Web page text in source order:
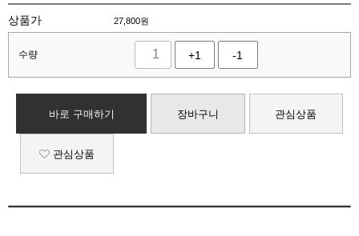
상품가 27,800원
수량 +1 -1
바로 구매하기 장바구니 관심상품
관심상품